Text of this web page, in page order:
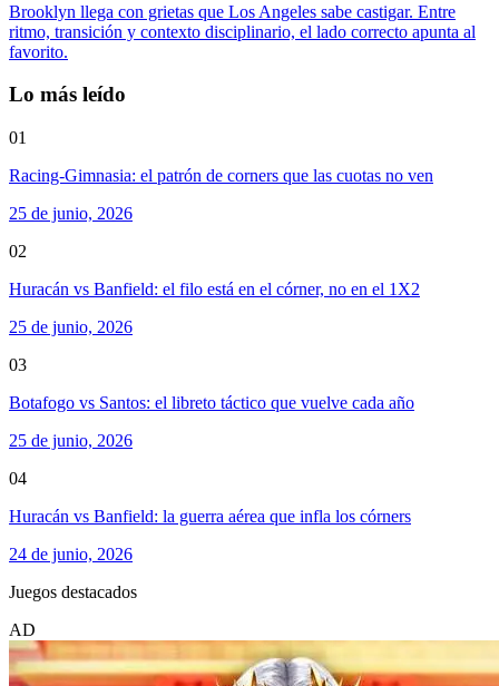
Brooklyn llega con grietas que Los Angeles sabe castigar. Entre
ritmo, transición y contexto disciplinario, el lado correcto apunta al
favorito.
Lo más leído
01
Racing-Gimnasia: el patrón de corners que las cuotas no ven
25 de junio, 2026
02
Huracán vs Banfield: el filo está en el córner, no en el 1X2
25 de junio, 2026
03
Botafogo vs Santos: el libreto táctico que vuelve cada año
25 de junio, 2026
04
Huracán vs Banfield: la guerra aérea que infla los córners
24 de junio, 2026
Juegos destacados
AD